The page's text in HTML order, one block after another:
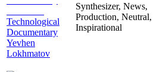
Technological
Documentary
Yevhen
Lokhmatov
Synthesizer, News,
Production, Neutral,
Inspirational